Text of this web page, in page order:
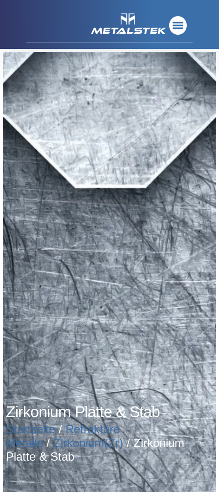
Zirkonium Platte & Stab
Startseite/Refraktäre
Metalle/Zirkonium(Zr)/ Zirkonium
Platte & Stab